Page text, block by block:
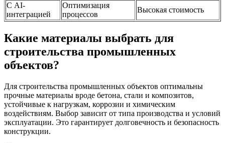
С AI-
интеграцией
Оптимизация
процессов
Высокая стоимость
Какие материалы выбрать для
строительства промышленных
объектов?
Для строительства промышленных объектов оптимальны
прочные материалы вроде бетона, стали и композитов,
устойчивые к нагрузкам, коррозии и химическим
воздействиям. Выбор зависит от типа производства и условий
эксплуатации. Это гарантирует долговечность и безопасность
конструкции.